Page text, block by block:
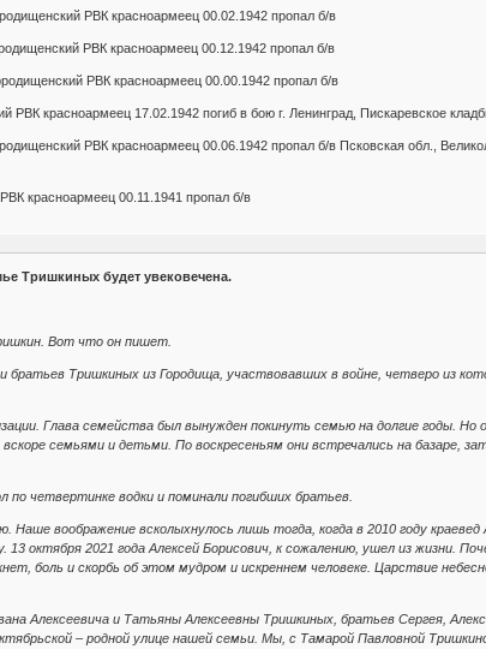
РВК красноармеец 00.02.1942 пропал б/в
РВК красноармеец 00.12.1942 пропал б/в
РВК красноармеец 00.00.1942 пропал б/в
красноармеец 17.02.1942 погиб в бою г. Ленинград, Пискаревское
РВК красноармеец 00.06.1942 пропал б/в Псковская обл.,
красноармеец 00.11.1941 пропал б/в
Тришкиных будет увековечена.
Вот что он пишет.
Тришкиных из Городища, участвовавших в войне, четверо из
Глава семейства был вынужден покинуть семью на долгие годы. Но
семьями и детьми. По воскресеньям они встречались на базаре,
четвертинке водки и поминали погибших братьев.
воображение всколыхнулось лишь тогда, когда в 2010 году краевед
октября 2021 года Алексей Борисович, к сожалению, ушел из жизни.
боль и скорбь об этом мудром и искреннем человеке. Царствие
Алексеевича и Татьяны Алексеевны Тришкиных, братьев Сергея,
– родной улице нашей семьи. Мы, с Тамарой Павловной